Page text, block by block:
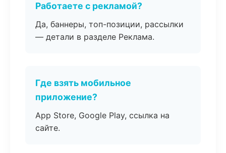
Работаете с рекламой?
Да, баннеры, топ-позиции, рассылки
— детали в разделе Реклама.
Где взять мобильное
приложение?
App Store, Google Play, ссылка на
сайте.